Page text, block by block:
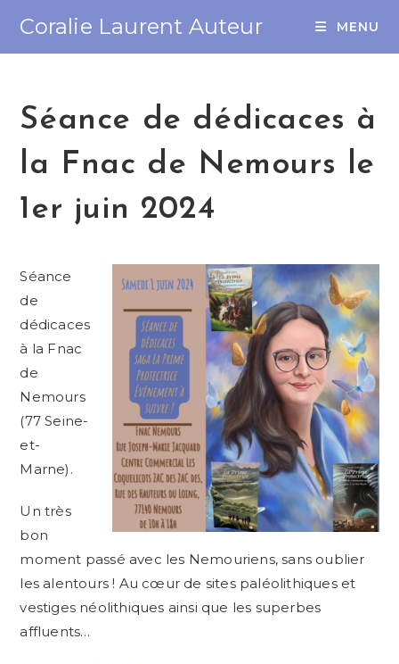
Coralie Laurent Auteur MENU
Séance de dédicaces à
la Fnac de Nemours le
1er juin 2024
Séance
de
dédicaces
à la Fnac
de
Nemours
(77 Seine-
et-
Marne).
Un très
bon
moment passé avec les Nemouriens, sans oublier
les alentours ! Au cœur de sites paléolithiques et
vestiges néolithiques ainsi que les superbes
affluents…